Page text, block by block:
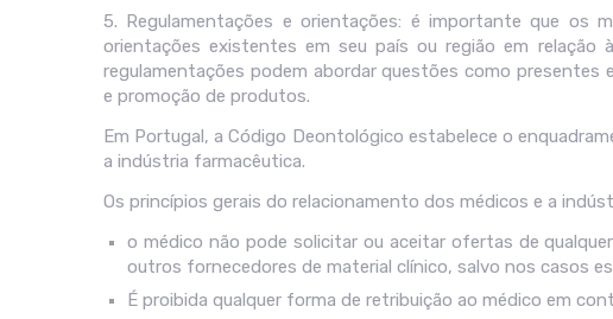
5. Regulamentações e orientações: é importante que os
orientações existentes em seu país ou região em relação
regulamentações podem abordar questões como presentes
e promoção de produtos.
Em Portugal, a Código Deontológico estabelece o
a indústria farmacêutica.
Os princípios gerais do relacionamento dos médicos e a
o médico não pode solicitar ou aceitar ofertas de
outros fornecedores de material clínico, salvo nos casos
É proibida qualquer forma de retribuição ao médico em